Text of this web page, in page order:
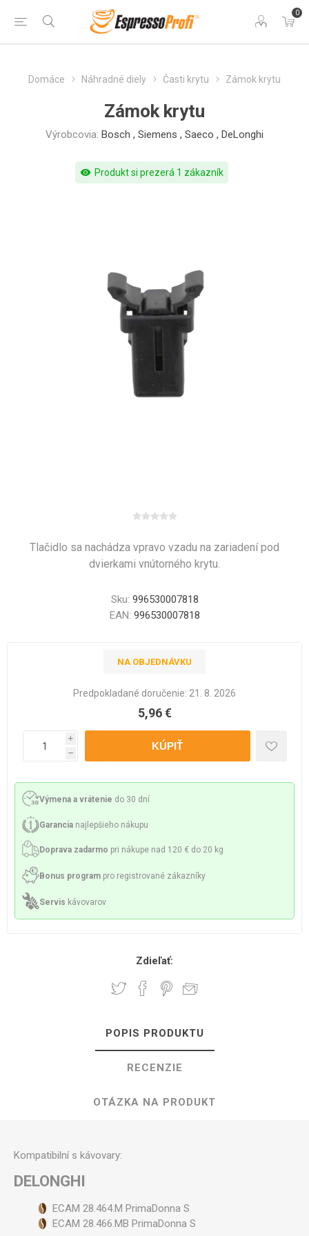
0
Domáce Náhradné diely Časti krytu Zámok krytu
Zámok krytu
Výrobcovia: Bosch , Siemens , Saeco , DeLonghi
visibility Produkt si prezerá 1 zákazník
Tlačidlo sa nachádza vpravo vzadu na zariadení pod
dvierkami vnútorného krytu.
Sku: 996530007818
EAN: 996530007818
NA OBJEDNÁVKU
Predpokladané doručenie: 21. 8. 2026
5,96 €
i
h
Výmena a vrátenie do 30 dní
Garancia najlepšieho nákupu
Doprava zadarmo pri nákupe nad 120 € do 20 kg
Bonus program pro registrované zákazníky
Servis kávovarov
Zdieľať:
POPIS PRODUKTU
RECENZIE
OTÁZKA NA PRODUKT
Kompatibilní s kávovary:
DELONGHI
ECAM 28.464.M PrimaDonna S
ECAM 28.466.MB PrimaDonna S